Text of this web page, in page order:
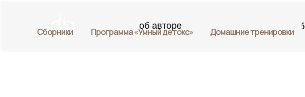
Программа «Умный детокс» Домашние тренировки
Сборники
об авторе